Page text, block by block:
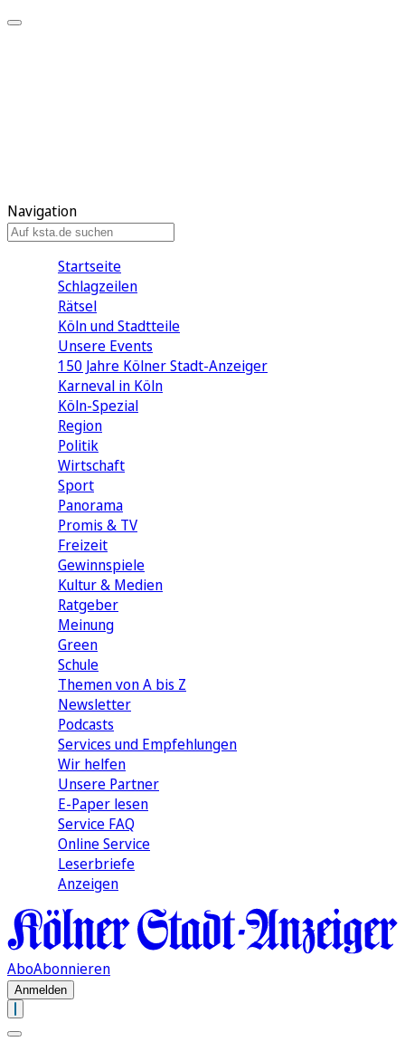
Navigation
Startseite
Schlagzeilen
Rätsel
Köln und Stadtteile
Unsere Events
150 Jahre Kölner Stadt-Anzeiger
Karneval in Köln
Köln-Spezial
Region
Politik
Wirtschaft
Sport
Panorama
Promis & TV
Freizeit
Gewinnspiele
Kultur & Medien
Ratgeber
Meinung
Green
Schule
Themen von A bis Z
Newsletter
Podcasts
Services und Empfehlungen
Wir helfen
Unsere Partner
E-Paper lesen
Service FAQ
Online Service
Leserbriefe
Anzeigen
AboAbonnieren
Anmelden